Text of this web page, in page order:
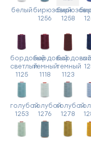
белый бирюзовый
1256
1258
бордовый
светлый
1125
бордовый
темный
1118
бордовый
темный
1123
голубой
1253
голубой
1276
голубой
1278